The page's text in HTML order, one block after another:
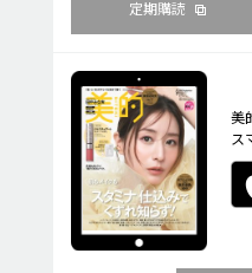
定期購読
美
ス